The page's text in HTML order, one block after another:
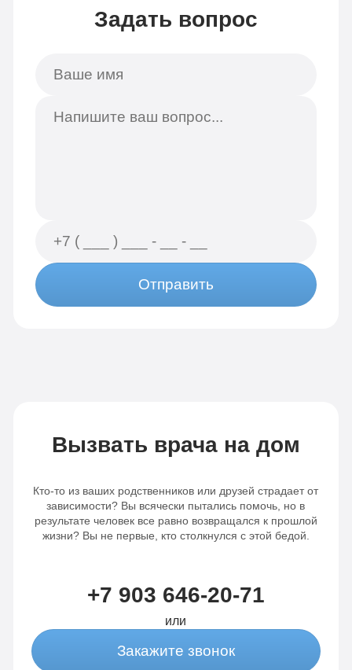
Задать вопрос
Отправить
Вызвать врача на дом
Кто-то из ваших родственников или друзей страдает от
зависимости? Вы всячески пытались помочь, но в
результате человек все равно возвращался к прошлой
жизни? Вы не первые, кто столкнулся с этой бедой.
+7 903 646-20-71
или
Закажите звонок